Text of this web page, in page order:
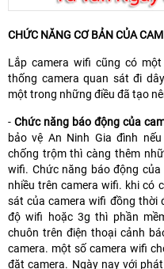
CHỨC NĂNG CƠ BẢN CỦA
Lắp camera wifi cũng có
thống camera quan sát đi
một trong những điều đã tạo
- Chức năng báo động của
bảo vệ An Ninh Gia đình
chống trộm thì càng thêm
wifi. Chức năng báo động
nhiều trên camera wifi. khi có
sát của camera wifi đồng thời
độ wifi hoặc 3g thì phần
chuôn trên điện thoại cảnh
camera. một số camera wifi
đặt camera. Ngày nay với